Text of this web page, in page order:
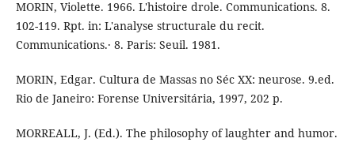
MORIN, Violette. 1966. L'histoire drole. Communications. 8.
102-119. Rpt. in: L'analyse structurale du recit.
Communications.· 8. Paris: Seuil. 1981.
MORIN, Edgar. Cultura de Massas no Séc XX: neurose. 9.ed.
Rio de Janeiro: Forense Universitária, 1997, 202 p.
MORREALL, J. (Ed.). The philosophy of laughter and humor.